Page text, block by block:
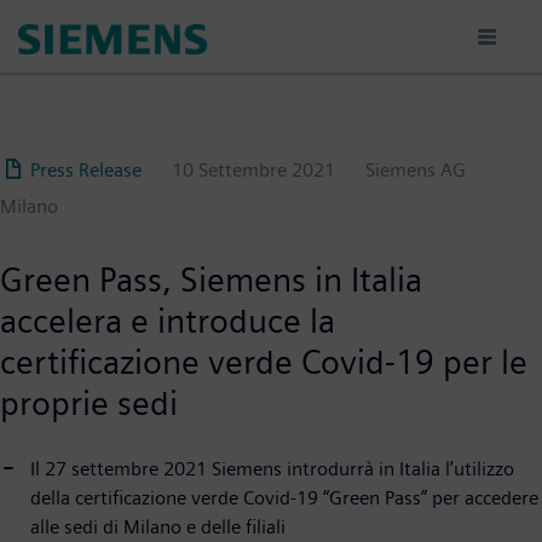
Press Release 10 Settembre 2021
Siemens AG
Milano
Green Pass, Siemens in Italia
accelera e introduce la
certificazione verde Covid-19 per le
proprie sedi
Il 27 settembre 2021 Siemens introdurrà in Italia l’utilizzo
della certificazione verde Covid-19 “Green Pass” per accedere
alle sedi di Milano e delle filiali